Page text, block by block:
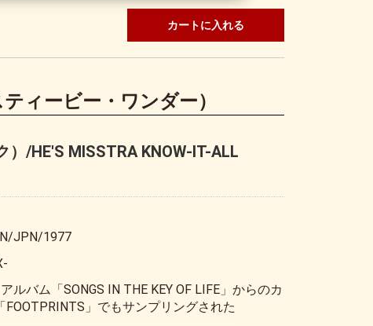
カートに入れる
ィービー・ワンダー）
）/HE'S MISSTRA KNOW-IT-ALL
JPN/1977
ルバム「SONGS IN THE KEY OF LIFE」からのカ
FOOTPRINTS」でもサンプリングされた